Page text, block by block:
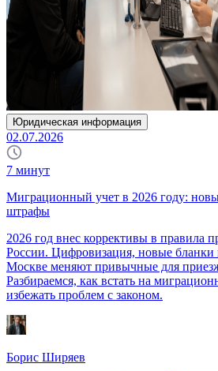
Юридическая информация
02.07.2026
7 минут
Миграционный учет в 2026 году:
штрафы
2026 год внес коррективы в правила
России. Цифровизация, новые бланки
Москве меняют привычные для
Разбираемся, как встать на
избежать проблем с законом.
Борис Ширяев